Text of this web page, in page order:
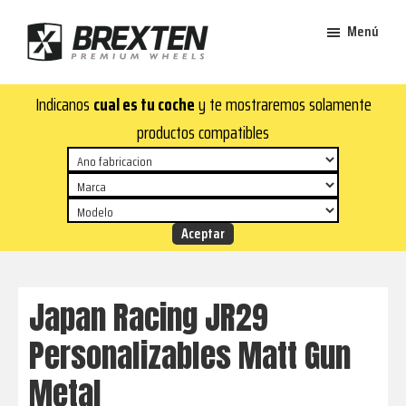
contenido
principal
de
página
Brexten
aluminio
premium
¡En
Brexten.com
encontrarás
aluminio
top!
estilo
para
tu
Menú
Indicanos cual es tu cochey te mostraremos solamente
productos compatibles
Japan Racing JR29
Personalizables Matt Gun
Metal